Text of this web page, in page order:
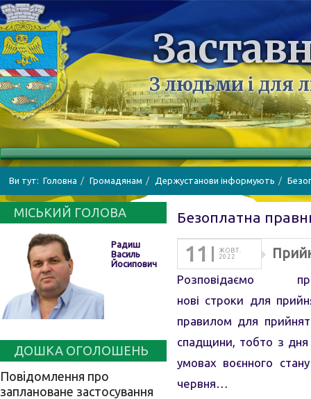
З людьми і для
Ви тут: Головна Громадянам Держустанови інформують
МІСЬКИЙ ГОЛОВА
Радиш
Василь
Йосипович
ДОШКА ОГОЛОШЕНЬ
Повідомлення про
заплановане застосування
Безоплатна
11
ЖОВТ.
2022
нові строки для
правилом для
спадщини, тобто з
умовах воєнного
червня…